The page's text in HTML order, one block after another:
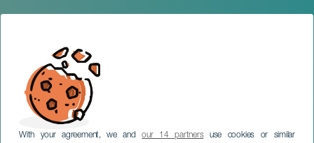
With your agreement, we andour 14 partnersuse cookies or similar